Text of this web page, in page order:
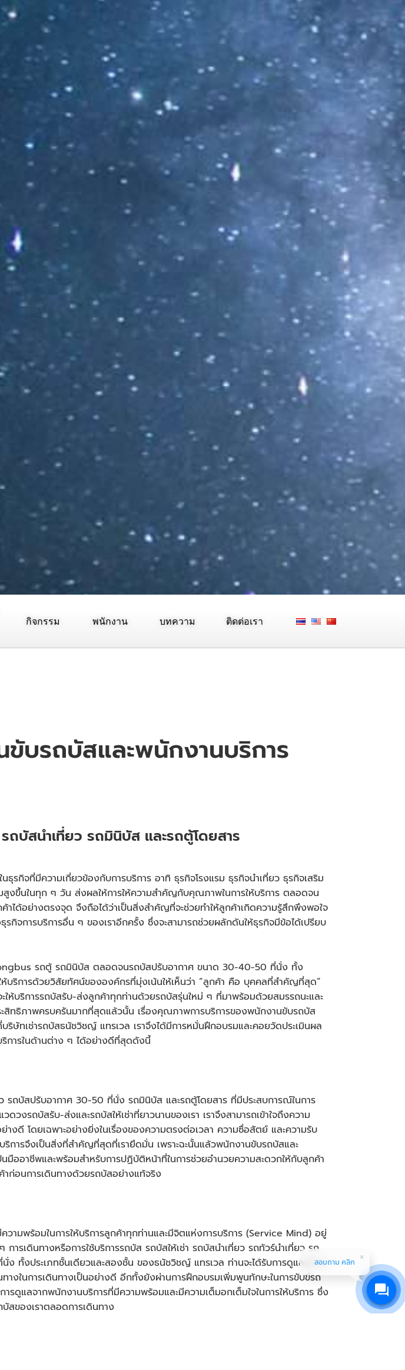
กิจกรรม พนักงาน บทความ ติดต่อเรา
บรถบัสและพนักงานบริการ
ถบัสนำเที่ยว รถมินิบัส และรถตู้โดยสาร
รกิจที่มีความเกี่ยวข้องกับการบริการ อาทิ ธุรกิจโรงแรม ธุรกิจนำเที่ยว ธุรกิจเสริม
งขึ้นในทุก ๆ วัน ส่งผลให้การให้ความสำคัญกับคุณภาพในการให้บริการ ตลอดจน
าได้อย่างตรงจุด จึงถือได้ว่าเป็นสิ่งสำคัญที่จะช่วยทำให้ลูกค้าเกิดความรู้สึกพึงพอใจ
รกิจการบริการอื่น ๆ ของเราอีกครั้ง ซึ่งจะสามารถช่วยผลักดันให้ธุรกิจมีข้อได้เปรียบ
รถตู้ รถมินิบัส ตลอดจนรถบัสปรับอากาศ ขนาด 30-40-50 ที่นั่ง ทั้ง
บริการด้วยวิสัยทัศน์ขององค์กรที่มุ่งเน้นให้เห็นว่า “ลูกค้า คือ บุคคลที่สำคัญที่สุด”
ให้บริการรถบัสรับ-ส่งลูกค้าทุกท่านด้วยรถบัสรุ่นใหม่ ๆ ที่มาพร้อมด้วยสมรรถนะและ
ทธิภาพครบครันมากที่สุดแล้วนั้น เรื่องคุณภาพการบริการของพนักงานขับรถบัส
ริษัทเช่ารถบัสธนัชวิชญ์ แทรเวล เราจึงได้มีการหมั่นฝึกอบรมและคอยวัดประเมินผล
ริการในด้านต่าง ๆ ได้อย่างดีที่สุดดังนี้
รถบัสปรับอากาศ 30-50 ที่นั่ง รถมินิบัส และรถตู้โดยสาร ที่มีประสบการณ์ในการ
งรถบัสรับ-ส่งและรถบัสให้เช่าที่ยาวนานของเรา เราจึงสามารถเข้าใจถึงความ
างดี โดยเฉพาะอย่างยิ่งในเรื่องของความตรงต่อเวลา ความซื่อสัตย์ และความรับ
การจึงเป็นสิ่งที่สำคัญที่สุดที่เรายึดมั่น เพราะฉะนั้นแล้วพนักงานขับรถบัสและ
ออาชีพและพร้อมสำหรับการปฏิบัติหน้าที่ในการช่วยอำนวยความสะดวกให้กับลูกค้า
ก่อนการเดินทางด้วยรถบัสอย่างแท้จริง
ามพร้อมในการให้บริการลูกค้าทุกท่านและมีจิตแห่งการบริการ (Service Mind) อยู่
การเดินทางหรือการใช้บริการรถบัส รถบัสให้เช่า รถบัสนำเที่ยว รถทัวร์นำเที่ยว รถ
งประเภทชั้นเดียวและสองชั้น ของธนัชวิชญ์ แทรเวล ท่านจะได้รับการดูแลอย่าง
ในการเดินทางเป็นอย่างดี อีกทั้งยังผ่านการฝึกอบรมเพิ่มพูนทักษะในการขับขี่รถ
รดูแลจากพนักงานบริการที่มีความพร้อมและมีความเต็มอกเต็มใจในการให้บริการ ซึ่ง
บัสของเราตลอดการเดินทาง
สอบถาม คลิก